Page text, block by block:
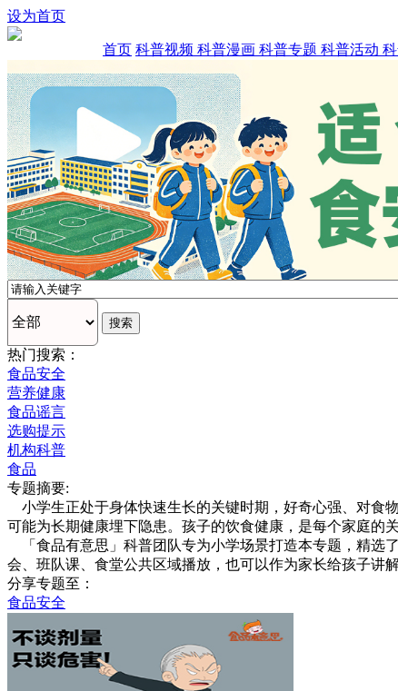
设为首页
首页 科普视频 科普漫画 科普专题 科普活动
热门搜索：
食品安全
营养健康
食品谣言
选购提示
机构科普
食品
专题摘要:
小学生正处于身体快速生长的关键时期，好奇心强、对食
可能为长期健康埋下隐患。孩子的饮食健康，是每个家庭的
「食品有意思」科普团队专为小学场景打造本专题，精选
会、班队课、食堂公共区域播放，也可以作为家长给孩子讲
分享专题至：
食品安全